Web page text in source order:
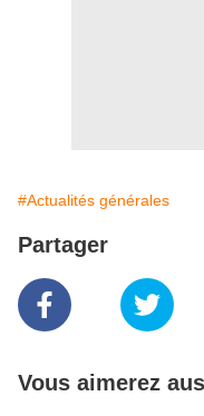
#Actualités générales
Partager
Vous aimerez